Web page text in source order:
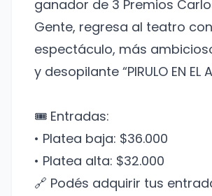
ganador de 3 Premios
Gente, regresa al teatro
espectáculo, más
y desopilante “PIRULO EN EL
🎟️ Entradas:
• Platea baja: $36.000
• Platea alta: $32.000
🔗 Podés adquirir tus